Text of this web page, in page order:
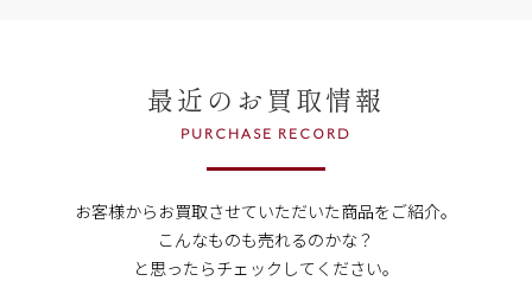
最近のお買取情報
PURCHASE RECORD
お客様からお買取させていただいた商品をご紹介。
こんなものも売れるのかな？
と思ったらチェックしてください。